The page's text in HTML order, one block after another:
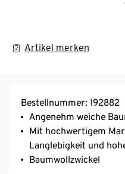
Artikel merken
Bestellnummer: 192882
Angenehm weiche
Mit hochwertigem
Langlebigkeit und
Baumwollzwickel